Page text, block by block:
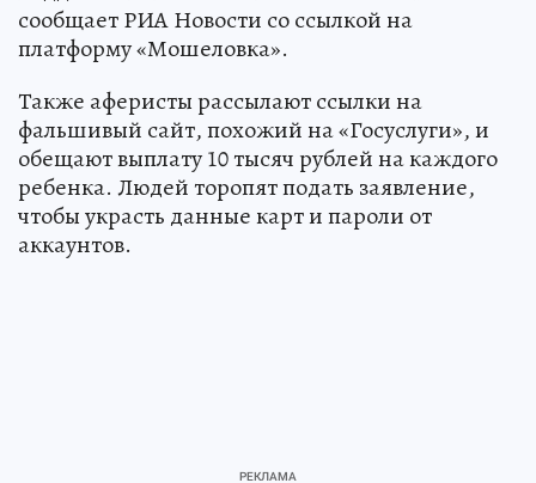
сообщает РИА Новости со ссылкой на
платформу «Мошеловка».
Также аферисты рассылают ссылки на
фальшивый сайт, похожий на «Госуслуги», и
обещают выплату 10 тысяч рублей на каждого
ребенка. Людей торопят подать заявление,
чтобы украсть данные карт и пароли от
аккаунтов.